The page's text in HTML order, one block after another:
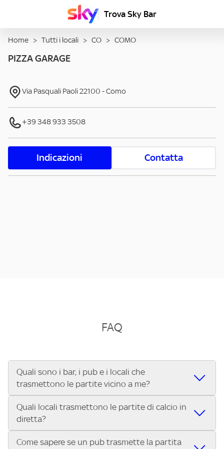
Trova Sky Bar
Home > Tutti i locali > CO > COMO
PIZZA GARAGE
Via Pasquali Paoli22100 -Como
+39 348 933 3508
Indicazioni Contatta
FAQ
Quali sono i bar, i pub e i locali che
trasmettono le partite vicino a me?
Se cerchi un bar, pub, ristorante o locale vicino a te per
vedere le partite di Serie A ENILIVE, la Serie C Sky Wifi, la
UEFA Champions League, la UEFA Europa League, la UEFA
Conference League, il Tennis, la Formula 1®, la MotoGP™ e
Quali locali trasmettono le partite di calcio in
diretta?
Vuoi sapere quali bar, pub o ristoranti mostrano le partite
Come sapere se un pub trasmette la partita